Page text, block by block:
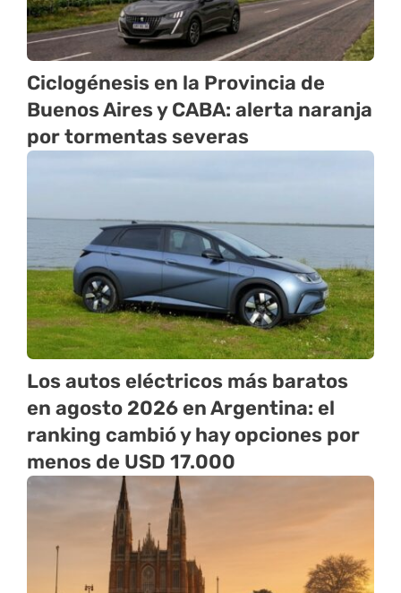
Ciclogénesis en la Provincia de
Buenos Aires y CABA: alerta naranja
por tormentas severas
Los autos eléctricos más baratos
en agosto 2026 en Argentina: el
ranking cambió y hay opciones por
menos de USD 17.000